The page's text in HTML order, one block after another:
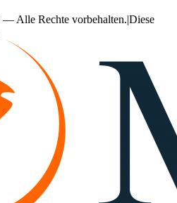
— Alle Rechte vorbehalten.|Diese